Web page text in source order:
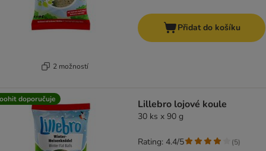
2 možností
Přidat do košíku
doporučuje Lillebro lojové koule
30 ks x 90 g
Rating: 4.4/5 (5)